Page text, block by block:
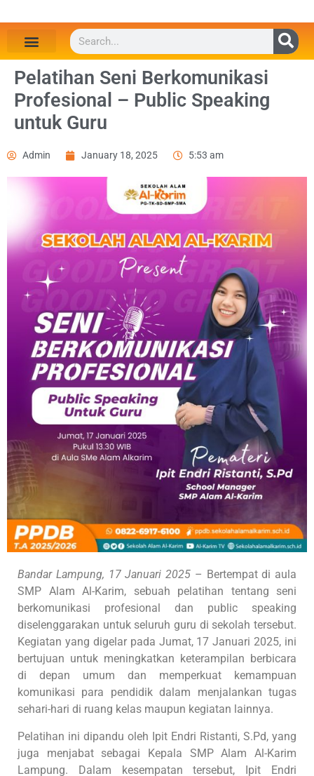
Pelatihan Seni Berkomunikasi
Profesional – Public Speaking
untuk Guru
Admin January 18, 2025 5:53 am
Bandar Lampung, 17 Januari 2025 – Bertempat di aula
SMP Alam Al-Karim, sebuah pelatihan tentang seni
berkomunikasi profesional dan public speaking
diselenggarakan untuk seluruh guru di sekolah tersebut.
Kegiatan yang digelar pada Jumat, 17 Januari 2025, ini
bertujuan untuk meningkatkan keterampilan berbicara
di depan umum dan memperkuat kemampuan
komunikasi para pendidik dalam menjalankan tugas
sehari-hari di ruang kelas maupun kegiatan lainnya.
Pelatihan ini dipandu oleh Ipit Endri Ristanti, S.Pd, yang
juga menjabat sebagai Kepala SMP Alam Al-Karim
Lampung. Dalam kesempatan tersebut, Ipit Endri